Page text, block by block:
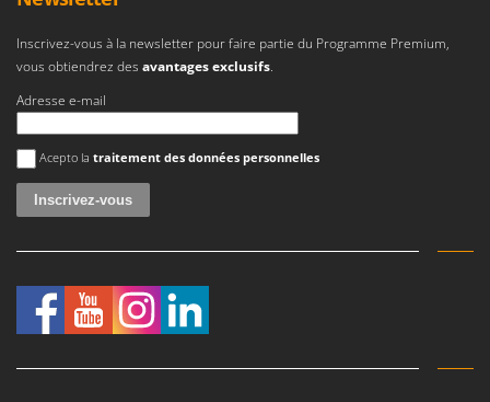
Inscrivez-vous à la newsletter pour faire partie du Programme Premium,
vous obtiendrez des avantages exclusifs.
Adresse e-mail
Une erreur est survenue
Acepto la traitement des données personnelles